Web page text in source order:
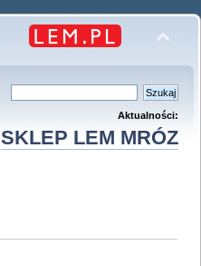
Aktualności:
SKLEP LEM MRÓZ